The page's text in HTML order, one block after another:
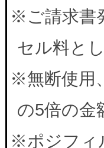
※ご請求書
セル料と
※無断使用
の5倍の金
※ポジフィ